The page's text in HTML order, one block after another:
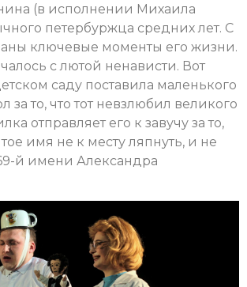
(в исполнении Михаила
петербуржца средних лет. С
ключевые моменты его жизни.
с лютой ненависти. Вот
саду поставила маленького
за то, что тот невзлюбил великого
отправляет его к завучу за то,
имя не к месту ляпнуть, и не
й имени Александра